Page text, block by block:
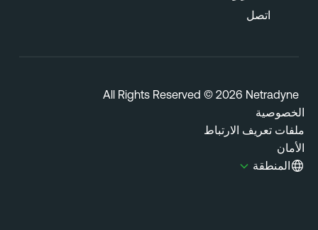
اتصل
All Rights Reserved © 2026
تعريف الارتباط
المنطقة